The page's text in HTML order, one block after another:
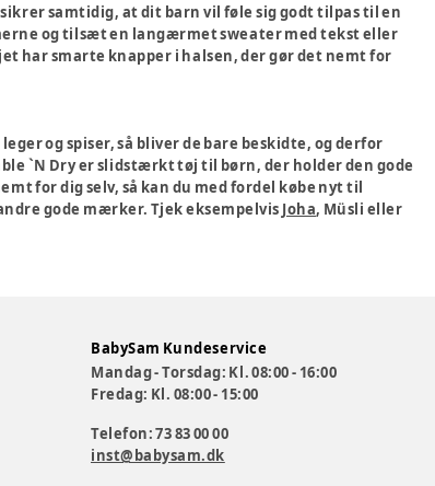
samtidig, at dit barn vil føle sig godt tilpas til en
og tilsæt en langærmet sweater med tekst eller
har smarte knapper i halsen, der gør det nemt for
og spiser, så bliver de bare beskidte, og derfor
`N Dry er slidstærkt tøj til børn, der holder den gode
for dig selv, så kan du med fordel købe nyt til
gode mærker. Tjek eksempelvis Joha, Müsli eller
BabySam Kundeservice
Mandag - Torsdag: Kl. 08:00 - 16:00
Fredag: Kl. 08:00 - 15:00
Telefon: 73 83 00 00
inst@babysam.dk